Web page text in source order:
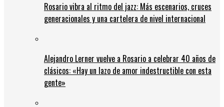
Rosario vibra al ritmo del jazz: Más escenarios, cruces
generacionales y una cartelera de nivel internacional
Alejandro Lerner vuelve a Rosario a celebrar 40 años de
clásicos: «Hay un lazo de amor indestructible con esta
gente»